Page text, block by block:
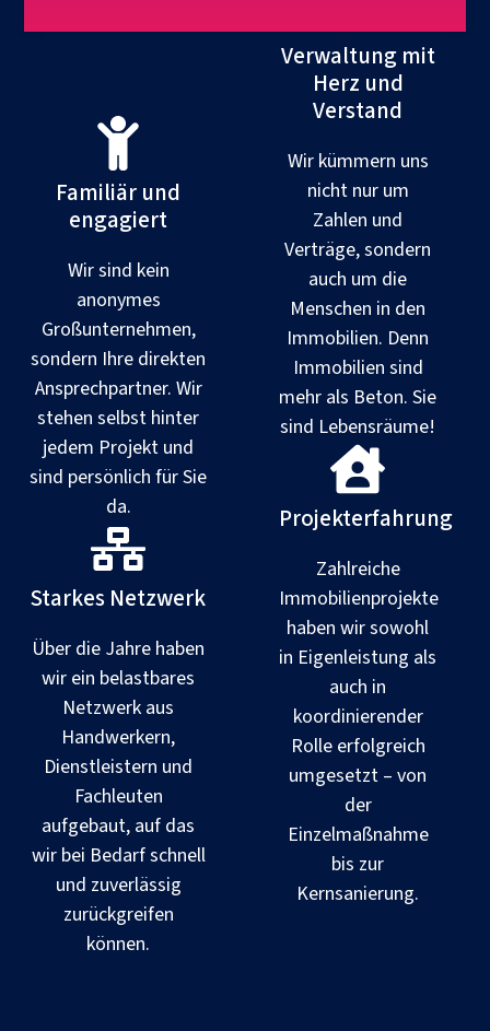
Familiär und
engagiert
Wir sind kein
anonymes
Großunternehmen,
sondern Ihre direkten
Ansprechpartner. Wir
stehen selbst hinter
jedem Projekt und
sind persönlich für Sie
da.
Starkes Netzwerk
Über die Jahre haben
wir ein belastbares
Netzwerk aus
Handwerkern,
Dienstleistern und
Fachleuten
aufgebaut, auf das
wir bei Bedarf schnell
und zuverlässig
zurückgreifen
können.
Verwaltung mit
Herz und
Verstand
Wir kümmern uns
nicht nur um
Zahlen und
Verträge, sondern
auch um die
Menschen in den
Immobilien. Denn
Immobilien sind
mehr als Beton. Sie
sind Lebensräume!
Projekterfahrung
Zahlreiche
Immobilienprojekte
haben wir sowohl
in Eigenleistung als
auch in
koordinierender
Rolle erfolgreich
umgesetzt – von
der
Einzelmaßnahme
bis zur
Kernsanierung.